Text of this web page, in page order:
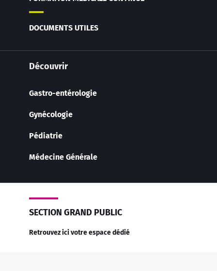
DOCUMENTS UTILES
Découvrir
Gastro-entérologie
Gynécologie
Pédiatrie
Médecine Générale
SECTION GRAND PUBLIC
Retrouvez ici votre espace dédié